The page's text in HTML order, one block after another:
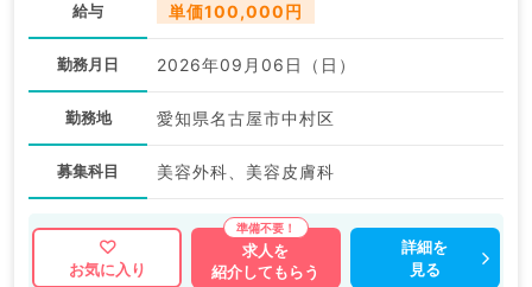
給与 単価100,000円
勤務月日 2026年09月06日（日）
勤務地 愛知県名古屋市中村区
募集科目 美容外科、美容皮膚科
お気に入り
求人を
紹介してもらう
詳細を
見る